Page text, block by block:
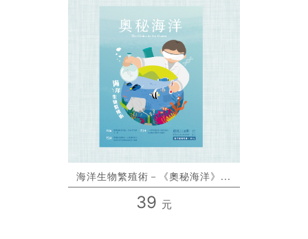
海洋生物繁殖術－《奧秘海洋》...
39 元